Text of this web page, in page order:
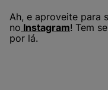
Ah, e aproveite para
no Instagram! Tem
por lá.